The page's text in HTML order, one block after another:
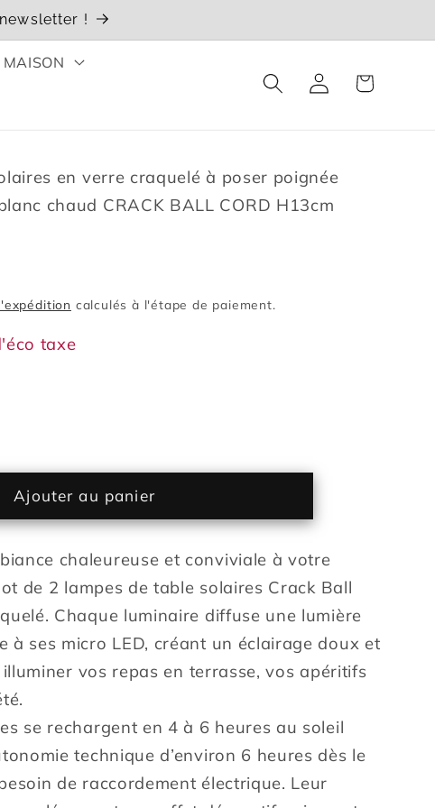
!
MAISON
ConnexionPanier
en verre craquelé à poser poignée
chaud CRACK BALL CORD H13cm
calculés à l'étape de paiement.
taxe
Ajouter au panier
chaleureuse et conviviale à votre
de 2 lampes de table solaires Crack Ball
Chaque luminaire diffuse une lumière
à ses micro LED, créant un éclairage doux et
vos repas en terrasse, vos apéritifs
se rechargent en 4 à 6 heures au soleil
technique d’environ 6 heures dès le
de raccordement électrique. Leur